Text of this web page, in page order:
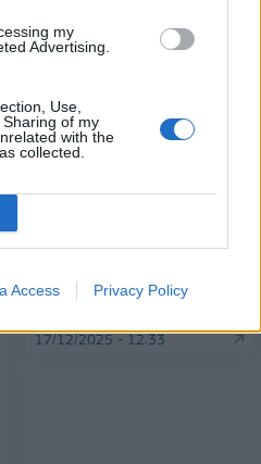
my
Advertising.
Use,
of my
with the
collected.
Access Privacy Policy
ΤΗΝ ΚΑΤΗΓΟΡΊΑ
δικαιοσύνη και στήριξη
17/12/2025 - 12:33